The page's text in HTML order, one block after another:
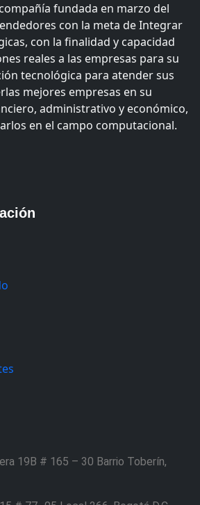
compañía fundada en marzo del
con la meta de Integrar
con la finalidad y capacidad
reales a las empresas para su
tecnológica para atender sus
mejores empresas en su
administrativo y económico,
en el campo computacional.
19B # 165 – 30 Barrio Toberín,